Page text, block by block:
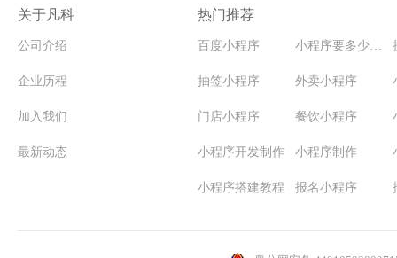
关于凡科
公司介绍
企业历程
加入我们
最新动态
热门推荐
百度小程序
抽签小程序 外卖小程序
门店小程序 餐饮小程序
小程序开发制作 小程序制作
小程序搭建教程 报名小程序